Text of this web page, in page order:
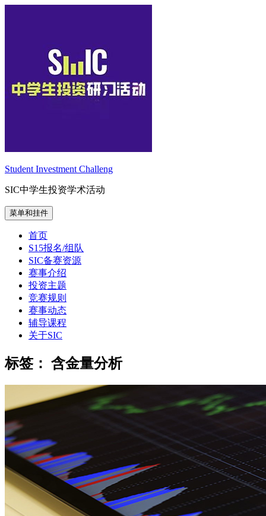
Student Investment Challeng
SIC中学生投资学术活动
菜单和挂件
首页
S15报名/组队
SIC备赛资源
赛事介绍
投资主题
竞赛规则
赛事动态
辅导课程
关于SIC
标签： 含金量分析